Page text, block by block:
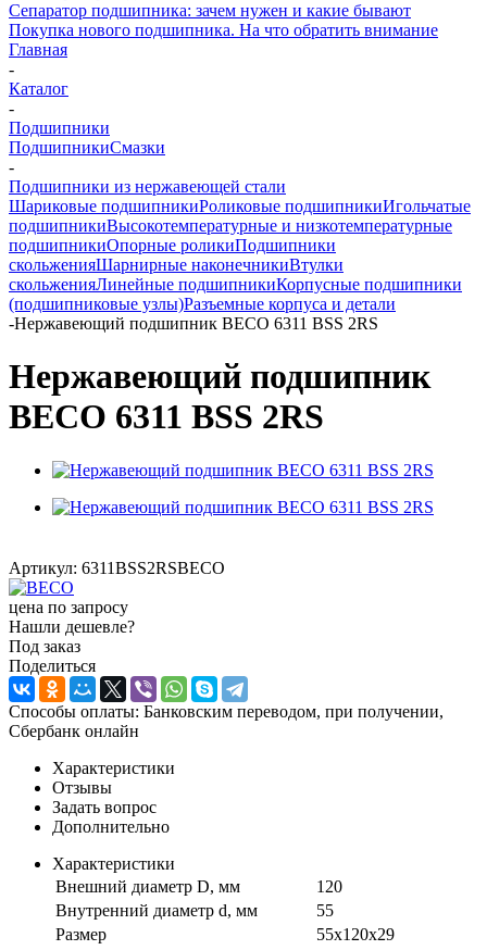
Сепаратор подшипника: зачем нужен и какие бывают
Покупка нового подшипника. На что обратить внимание
Главная
-
Каталог
-
Подшипники
ПодшипникиСмазки
-
Подшипники из нержавеющей стали
Шариковые подшипникиРоликовые подшипникиИгольчатые
подшипникиВысокотемпературные и низкотемпературные
подшипникиОпорные роликиПодшипники
скольженияШарнирные наконечникиВтулки
скольженияЛинейные подшипникиКорпусные подшипники
(подшипниковые узлы)Разъемные корпуса и детали
-Нержавеющий подшипник BECO 6311 BSS 2RS
Нержавеющий подшипник
BECO 6311 BSS 2RS
Артикул: 6311BSS2RSBECO
цена по запросу
Нашли дешевле?
Под заказ
Поделиться
Способы оплаты: Банковским переводом, при получении,
Сбербанк онлайн
Характеристики
Отзывы
Задать вопрос
Дополнительно
Характеристики
Внешний диаметр D, мм
120
Внутренний диаметр d, мм
55
Размер
55х120х29